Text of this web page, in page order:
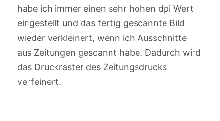
habe ich immer einen sehr hohen dpi Wert
eingestellt und das fertig gescannte Bild
wieder verkleinert, wenn ich Ausschnitte
aus Zeitungen gescannt habe. Dadurch wird
das Druckraster des Zeitungsdrucks
verfeinert.